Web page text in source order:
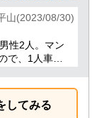
山(2023/08/30)
性2人。マン
で、1人車内
ましたが、
です！ 部屋
してみる